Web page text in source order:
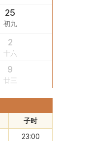
25
初九
2
十六
9
廿三
子时
23:00